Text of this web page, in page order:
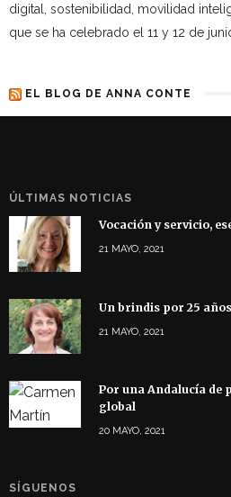
digital, sostenibilidad, movilidad
que se ha celebrado el 11 y 12 de
EL BLOG DE ANNA CONTE
ÚLTIMAS NOTICIAS
Vocación y servicio,
21 MAYO, 2021
Un brindis por 25
21 MAYO, 2021
Por una Andalucía de
global
20 MAYO, 2021
SÍGUENOS